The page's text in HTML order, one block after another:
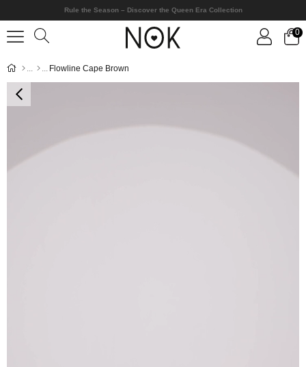
Rule the Season – Discover the Queen Era Collection
0
Flowline Cape Brown